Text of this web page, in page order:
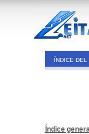
ÍNDICE DEL
Índice